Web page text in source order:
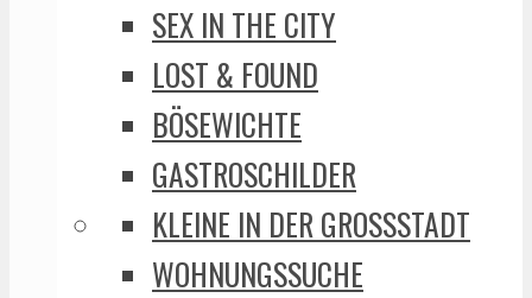
SEX IN THE CITY
LOST & FOUND
BÖSEWICHTE
GASTROSCHILDER
KLEINE IN DER GROSSSTADT
WOHNUNGSSUCHE